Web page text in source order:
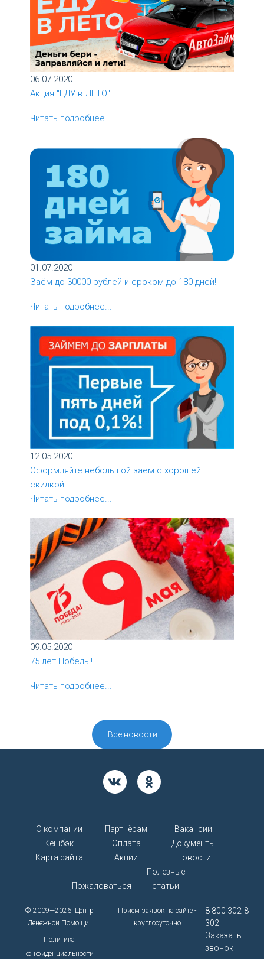
06.07.2020
Акция "ЕДУ в ЛЕТО"
Читать подробнее...
01.07.2020
Заём до 30000 рублей и сроком до 180 дней!
Читать подробнее...
12.05.2020
Оформляйте небольшой заём с хорошей
скидкой!
Читать подробнее...
09.05.2020
75 лет Победы!
Читать подробнее...
Все новости
О компании Партнёрам
Вакансии
Кешбэк
Оплата
Документы
Карта сайта
Акции Новости
Пожаловаться
Полезные
статьи
© 2009—2026, Центр
Денежной Помощи.
Политика
конфиденциальности
Приём заявок на сайте -
круглосуточно
8 800 302-8-
302
Заказать
звонок